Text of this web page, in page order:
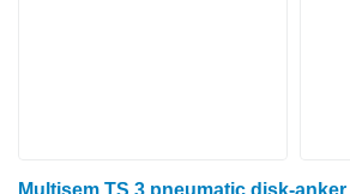
Multisem TS 3 pneumatic disk-